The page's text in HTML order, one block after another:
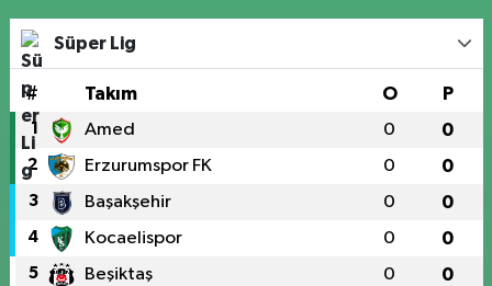
Süper Lig
# Takım O P
1 Amed 0 0
2 Erzurumspor FK 0 0
3 Başakşehir 0 0
4 Kocaelispor 0 0
5 Beşiktaş 0 0